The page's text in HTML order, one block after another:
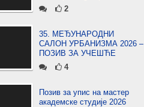
2
35. МЕЂУНАРОДНИ
САЛОН УРБАНИЗМА 2026 –
ПОЗИВ ЗА УЧЕШЋЕ
4
Позив за упис на мастер
академске студије 2026